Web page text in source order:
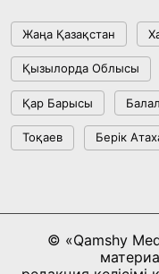
Мемлекет
күйіне назар
18:22, 17 Шілде 2026
10:28, 15 Шілде 2026
Қазақстан ҰҚК:
Жаңа Қазақстан
Қызылорда Облысы
Қар Барысы
Тоқаев Берік
© «Qamshy